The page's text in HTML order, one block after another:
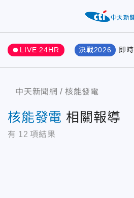
LIVE 24HR 決戰2026 即時
中天新聞網 核能發電
核能發電 相關報導
有 12 項結果